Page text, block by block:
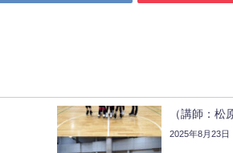
（講師：松
2025年8月23日